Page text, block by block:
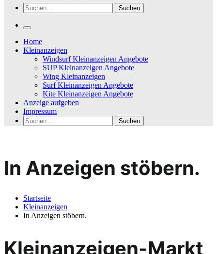
Suchen
nach:
Home
Kleinanzeigen
Windsurf Kleinanzeigen Angebote
SUP Kleinanzeigen Angebote
Wing Kleinanzeigen
Surf Kleinanzeigen Angebote
Kite Kleinanzeigen Angebote
Anzeige aufgeben
Impressum
Suchen
nach:
In Anzeigen stöbern.
Startseite
Kleinanzeigen
In Anzeigen stöbern.
Kleinanzeigen-Markt